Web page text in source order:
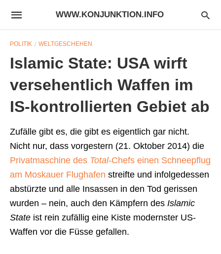
WWW.KONJUNKTION.INFO
POLITIK WELTGESCHEHEN
Islamic State: USA wirft
versehentlich Waffen im
IS-kontrollierten Gebiet ab
Zufälle gibt es, die gibt es eigentlich gar nicht.
Nicht nur, dass vorgestern (21. Oktober 2014) die
Privatmaschine des Total-Chefs einen Schneepflug
am Moskauer Flughafen streifte und infolgedessen
abstürzte und alle Insassen in den Tod gerissen
wurden – nein, auch den Kämpfern des Islamic
State ist rein zufällig eine Kiste modernster US-
Waffen vor die Füsse gefallen.